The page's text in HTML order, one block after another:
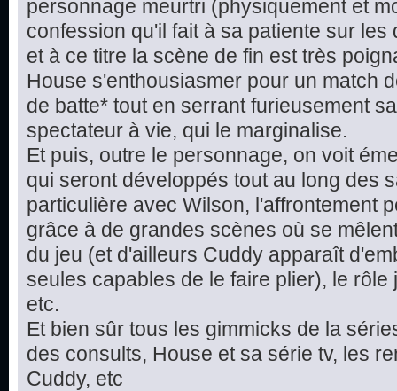
personnage meurtri (physiquement et
confession qu'il fait à sa patiente sur
et à ce titre la scène de fin est très
House s'enthousiasmer pour un match
de batte* tout en serrant furieusement
spectateur à vie, qui le marginalise.
Et puis, outre le personnage, on voit
qui seront développés tout au long des
particulière avec Wilson, l'affrontement
grâce à de grandes scènes où se
du jeu (et d'ailleurs Cuddy apparaît
seules capables de le faire plier), le
etc.
Et bien sûr tous les gimmicks de la
des consults, House et sa série tv, les
Cuddy, etc